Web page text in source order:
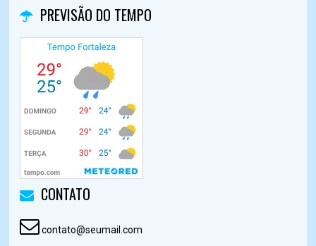
PREVISÃO DO TEMPO
CONTATO
contato@seumail.com